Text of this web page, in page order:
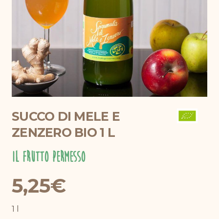
SUCCO DI MELE E
ZENZERO BIO 1 L
Il Frutto Permesso
5,25€
1 l